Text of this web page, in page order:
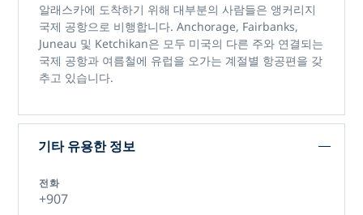
알래스카에 도착하기 위해 대부분의 사람들은 앵커리지
국제 공항으로 비행합니다. Anchorage, Fairbanks,
Juneau 및 Ketchikan은 모두 미국의 다른 주와 연결되는
국제 공항과 여름철에 유럽을 오가는 계절별 항공편을 갖
추고 있습니다.
기타 유용한 정보
전화
+907